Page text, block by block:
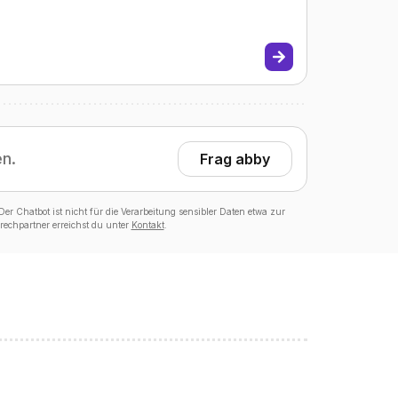
Frag abby
Chatbot ist nicht für die Verarbeitung sensibler Daten etwa zur
erreichst du unter Kontakt.